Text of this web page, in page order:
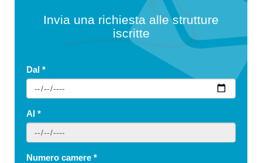
Invia una richiesta alle strutture
iscritte
Dal *
Al *
Numero camere *